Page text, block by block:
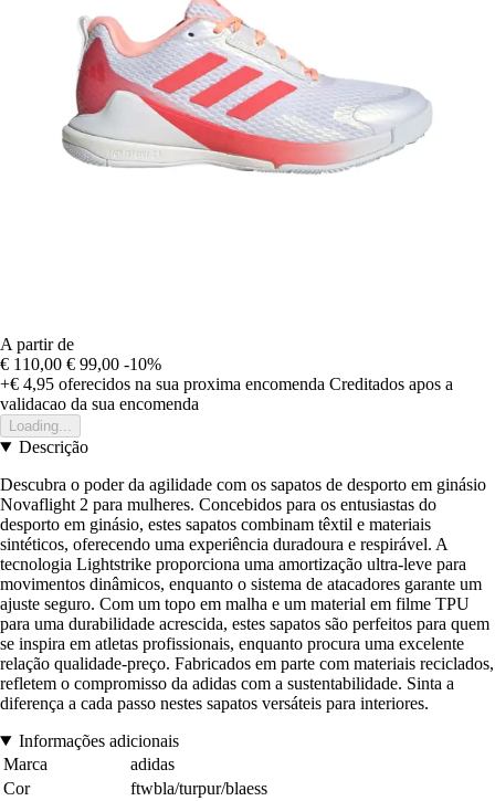
A partir de
€ 110,00 € 99,00 -10%
+€ 4,95 oferecidos na sua proxima encomenda Creditados apos a
validacao da sua encomenda
Loading...
Descrição
Descubra o poder da agilidade com os sapatos de desporto em ginásio
Novaflight 2 para mulheres. Concebidos para os entusiastas do
desporto em ginásio, estes sapatos combinam têxtil e materiais
sintéticos, oferecendo uma experiência duradoura e respirável. A
tecnologia Lightstrike proporciona uma amortização ultra-leve para
movimentos dinâmicos, enquanto o sistema de atacadores garante um
ajuste seguro. Com um topo em malha e um material em filme TPU
para uma durabilidade acrescida, estes sapatos são perfeitos para quem
se inspira em atletas profissionais, enquanto procura uma excelente
relação qualidade-preço. Fabricados em parte com materiais reciclados,
refletem o compromisso da adidas com a sustentabilidade. Sinta a
diferença a cada passo nestes sapatos versáteis para interiores.
Informações adicionais
Marca
adidas
Cor
ftwbla/turpur/blaess